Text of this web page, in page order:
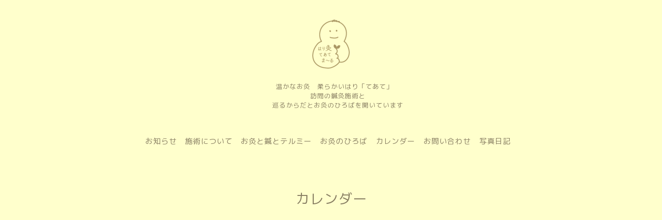
温かなお灸 柔らかいはり「てあて」
訪問の鍼灸施術と
巡るからだとお灸のひろばを開いています
お知らせ 施術について お灸と鍼とテルミー お灸のひろば カレンダー お問い合わせ 写真日記
カレンダー